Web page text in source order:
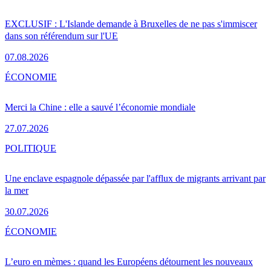
EXCLUSIF : L'Islande demande à Bruxelles de ne pas s'immiscer
dans son référendum sur l'UE
07.08.2026
Merci la Chine : elle a sauvé l’économie mondiale
27.07.2026
ÉCONOMIE
Une enclave espagnole dépassée par l'afflux de migrants arrivant par
la mer
30.07.2026
POLITIQUE
L’euro en mèmes : quand les Européens détournent les nouveaux
ÉCONOMIE